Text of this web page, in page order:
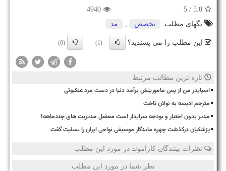
5.0
/ 5
4940
تگهای مطلب:
تخصص , مد
این مطلب را می پسندید؟ (1)
(0)
تازه ترین مطالب مرتبط
اسپایدر من از پس ماموریتش برآمد دنیا در دست مرد عنکبوتی
مترجم ادیسه به نولان تاخت
مدیر بدون اختیار و بودجه سرایدار است معضل مدیریت های چندماهه!
پزشکیان درگذشت چهره ماندگار موسیقی نواحی ایران را تسلیت گفت
نظرات بینندگان کاراموند در مورد این مطلب
نظر شما در مورد این مطلب